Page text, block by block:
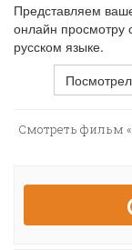
Представляем
онлайн просмотру
русском языке.
Посмотрел
Смотреть фильм